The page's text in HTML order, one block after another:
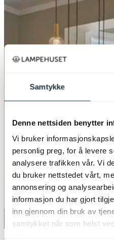
Samtykke
Denne nettsiden benytter
Vi bruker
personlig preg, for å levere
analysere trafikken vår. Vi
du bruker nettstedet vårt,
annonsering og
informasjon du har gjort
inn gjennom din bruk av
samtykket når som helst
Bestselger